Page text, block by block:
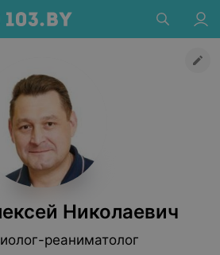
Николаевич
реаниматолог